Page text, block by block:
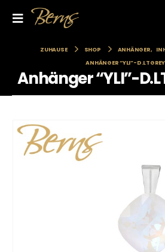
ZUHAUSE SHOP ANHÄNGER,
ANHÄNGER “YLI”-
Anhänger “YLI”-